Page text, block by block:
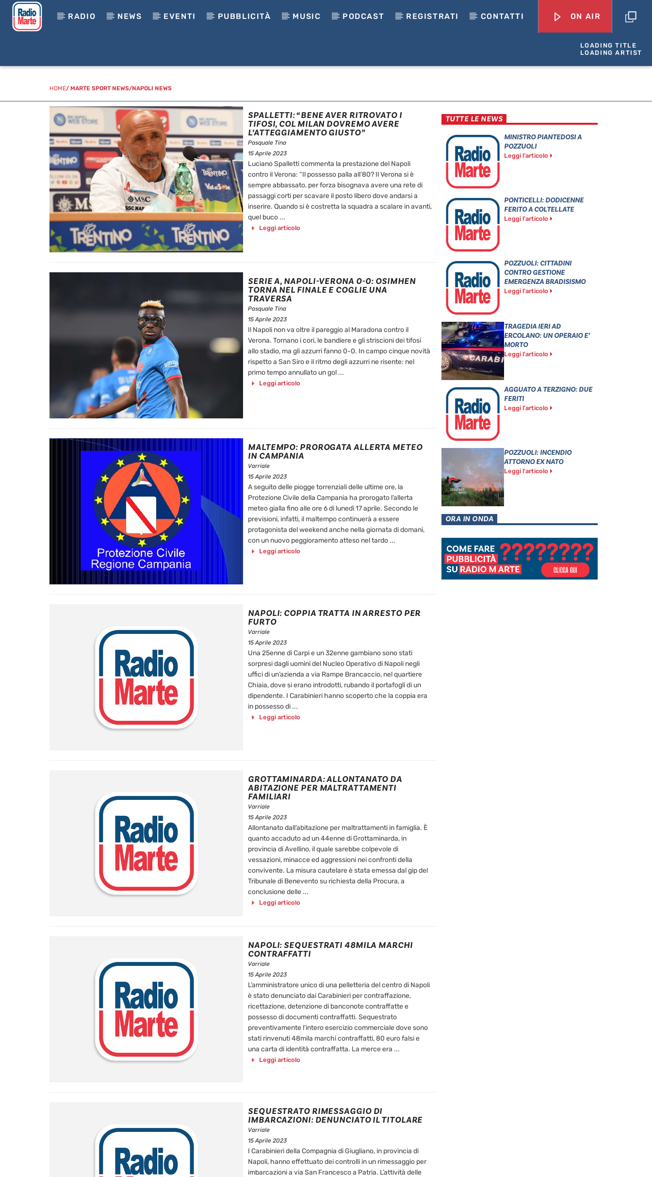
RADIO NEWS EVENTI PUBBLICITÀ MUSIC PODCAST REGISTRATI CONTATTI ON AIR
LOADING TITLE
LOADING ARTIST
HOME/ MARTE SPORT NEWS/NAPOLI NEWS
SPALLETTI: “BENE AVER RITROVATO I
TIFOSI, COL MILAN DOVREMO AVERE
L’ATTEGGIAMENTO GIUSTO”
Pasquale Tina
15 Aprile 2023
Luciano Spalletti commenta la prestazione del Napoli
contro il Verona: “Il possesso palla all’80? Il Verona si è
sempre abbassato, per forza bisognava avere una rete di
passaggi corti per scavare il posto libero dove andarsi a
inserire. Quando si è costretta la squadra a scalare in avanti,
quel buco ...
Leggi articolo
SERIE A, NAPOLI-VERONA 0-0: OSIMHEN
TORNA NEL FINALE E COGLIE UNA
TRAVERSA
Pasquale Tina
15 Aprile 2023
Il Napoli non va oltre il pareggio al Maradona contro il
Verona. Tornano i cori, le bandiere e gli striscioni dei tifosi
allo stadio, ma gli azzurri fanno 0-0. In campo cinque novità
rispetto a San Siro e il ritmo degli azzurri ne risente: nel
primo tempo annullato un gol ...
Leggi articolo
MALTEMPO: PROROGATA ALLERTA METEO
IN CAMPANIA
Varriale
15 Aprile 2023
A seguito delle piogge torrenziali delle ultime ore, la
Protezione Civile della Campania ha prorogato l’allerta
meteo gialla fino alle ore 6 di lunedì 17 aprile. Secondo le
previsioni, infatti, il maltempo continuerà a essere
protagonista del weekend anche nella giornata di domani,
con un nuovo peggioramento atteso nel tardo ...
Leggi articolo
NAPOLI: COPPIA TRATTA IN ARRESTO PER
FURTO
Varriale
15 Aprile 2023
Una 25enne di Carpi e un 32enne gambiano sono stati
sorpresi dagli uomini del Nucleo Operativo di Napoli negli
uffici di un’azienda a via Rampe Brancaccio, nel quartiere
Chiaia, dove si erano introdotti, rubando il portafogli di un
dipendente. I Carabinieri hanno scoperto che la coppia era
in possesso di ...
Leggi articolo
GROTTAMINARDA: ALLONTANATO DA
ABITAZIONE PER MALTRATTAMENTI
FAMILIARI
Varriale
15 Aprile 2023
Allontanato dall’abitazione per maltrattamenti in famiglia. È
quanto accaduto ad un 44enne di Grottaminarda, in
provincia di Avellino, il quale sarebbe colpevole di
vessazioni, minacce ed aggressioni nei confronti della
convivente. La misura cautelare è stata emessa dal gip del
Tribunale di Benevento su richiesta della Procura, a
conclusione delle ...
Leggi articolo
NAPOLI: SEQUESTRATI 48MILA MARCHI
CONTRAFFATTI
Varriale
15 Aprile 2023
L’amministratore unico di una pelletteria del centro di Napoli
è stato denunciato dai Carabinieri per contraffazione,
ricettazione, detenzione di banconote contraffatte e
possesso di documenti contraffatti. Sequestrato
preventivamente l’intero esercizio commerciale dove sono
stati rinvenuti 48mila marchi contraffatti, 80 euro falsi e
una carta di identità contraffatta. La merce era ...
Leggi articolo
SEQUESTRATO RIMESSAGGIO DI
IMBARCAZIONI: DENUNCIATO IL TITOLARE
Varriale
15 Aprile 2023
I Carabinieri della Compagnia di Giugliano, in provincia di
Napoli, hanno effettuato dei controlli in un rimessaggio per
imbarcazioni a via San Francesco a Patria. L’attività delle
TUTTE LE NEWS
MINISTRO PIANTEDOSI A
POZZUOLI
Leggi l'articolo
PONTICELLI: DODICENNE
FERITO A COLTELLATE
Leggi l'articolo
POZZUOLI: CITTADINI
CONTRO GESTIONE
EMERGENZA BRADISISMO
Leggi l'articolo
TRAGEDIA IERI AD
ERCOLANO: UN OPERAIO E’
MORTO
Leggi l'articolo
AGGUATO A TERZIGNO: DUE
FERITI
Leggi l'articolo
POZZUOLI: INCENDIO
ATTORNO EX NATO
Leggi l'articolo
ORA IN ONDA